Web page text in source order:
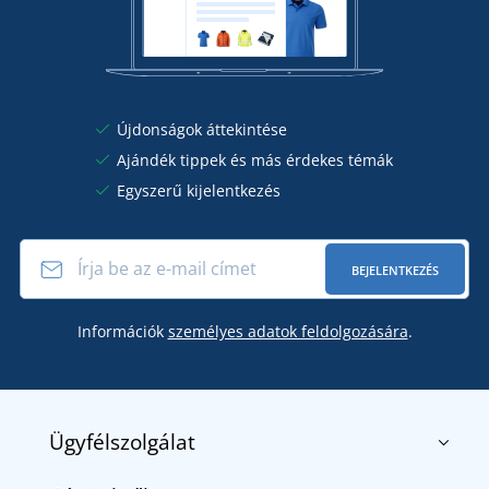
Újdonságok áttekintése
Ajándék tippek és más érdekes témák
Egyszerű kijelentkezés
BEJELENTKEZÉS
Információk személyes adatok feldolgozására.
Ügyfélszolgálat